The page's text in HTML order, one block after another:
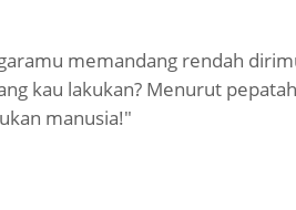
memandang rendah
kau lakukan? Menurut pepatah
manusia!"